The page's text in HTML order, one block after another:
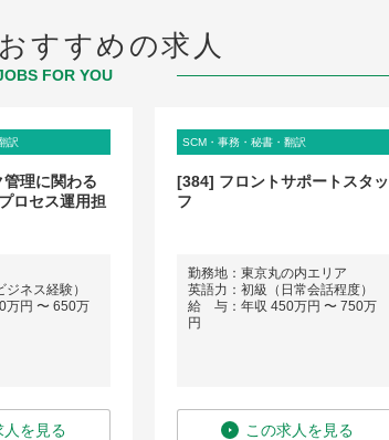
すすめの求人
FOR YOU
訳
理に関わる
ロセス運用担
ネス経験）
円 〜 650万
人を見る
SCM・事務・秘書・翻訳
[384] フロントサポートスタッ
フ
勤務地：東京丸の内エリア
英語力：初級（日常会話程度）
給 与：年収 450万円 〜 750万
円
この求人を見る